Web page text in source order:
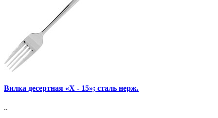
Вилка десертная «X - 15»; сталь нерж.
..